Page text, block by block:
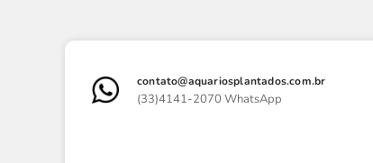
contato@aquariosplantados.com.br
(33)4141-2070 WhatsApp